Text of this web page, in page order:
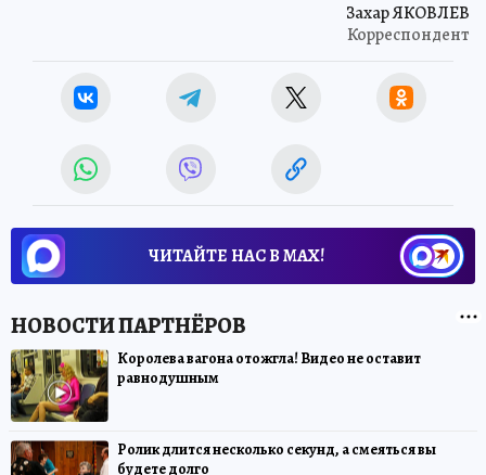
Захар ЯКОВЛЕВ
Корреспондент
ЧИТАЙТЕ НАС В МАХ!
Королева вагона отожгла! Видео не оставит
равнодушным
Ролик длится несколько секунд, а смеяться вы
будете долго